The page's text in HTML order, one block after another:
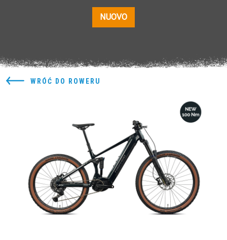
NUOVO
WRÓĆ DO ROWERU